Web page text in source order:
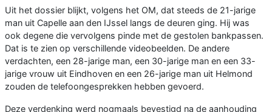
Uit het dossier blijkt, volgens het OM, dat steeds de 21-jarige
man uit Capelle aan den IJssel langs de deuren ging. Hij was
ook degene die vervolgens pinde met de gestolen bankpassen.
Dat is te zien op verschillende videobeelden. De andere
verdachten, een 28-jarige man, een 30-jarige man en een 33-
jarige vrouw uit Eindhoven en een 26-jarige man uit Helmond
zouden de telefoongesprekken hebben gevoerd.
Deze verdenking werd nogmaals bevestigd na de aanhouding